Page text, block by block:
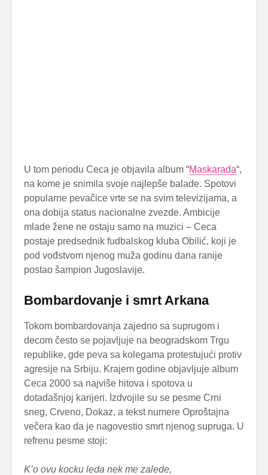
U tom periodu Ceca je objavila album “Maskarada“,
na kome je snimila svoje najlepše balade. Spotovi
popularne pevačice vrte se na svim televizijama, a
ona dobija status nacionalne zvezde. Ambicije
mlade žene ne ostaju samo na muzici – Ceca
postaje predsednik fudbalskog kluba Obilić, koji je
pod vođstvom njenog muža godinu dana ranije
postao šampion Jugoslavije.
Bombardovanje i smrt Arkana
Tokom bombardovanja zajedno sa suprugom i
decom često se pojavljuje na beogradskom Trgu
republike, gde peva sa kolegama protestujući protiv
agresije na Srbiju. Krajem godine objavljuje album
Ceca 2000 sa najviše hitova i spotova u
dotadašnjoj karijeri. Izdvojile su se pesme Crni
sneg, Crveno, Dokaz, a tekst numere Oproštajna
večera kao da je nagovestio smrt njenog supruga. U
refrenu pesme stoji:
K’o ovu kocku leda nek me zalede,